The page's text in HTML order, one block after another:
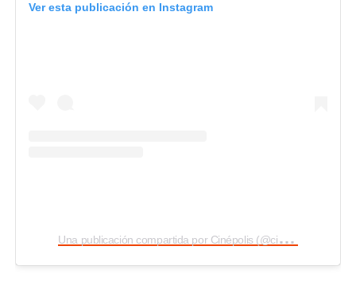
Ver esta publicación en Instagram
U
na publicación compartida por Cinépolis (@cinepolismx)